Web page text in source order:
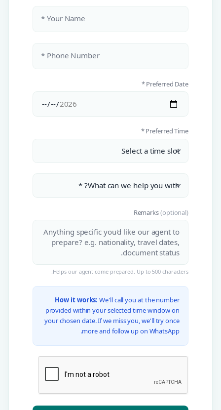
Your Name *
Phone Number *
Preferred Date *
Preferred Time *
Remarks(optional)
Helps our agent come prepared. Up to 500 characters.
How it works: We'll call you at the number
provided within your selected time window on
your chosen date. If we miss you, we'll try once
more and follow up on WhatsApp.